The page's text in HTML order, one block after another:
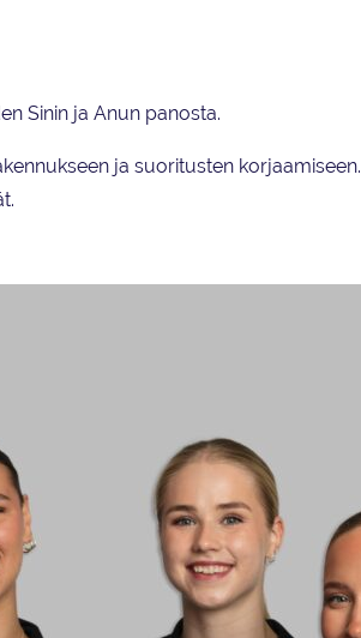
Sinin ja Anun panosta.
ja suoritusten